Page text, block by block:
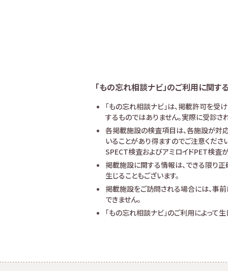
「もの忘れ相談ナビ」のご利用に関す
「もの忘れ相談ナビ」は、掲載許可を受
するものではありません。実際に受診さ
各掲載施設の検査項目は、各施設が対
いることがあり得ますのでご注意くださ
SPECT検査およびアミロイドPET検査
掲載施設に関する情報は、できる限り
生じることもございます。
掲載施設をご訪問される場合には、事
できません。
「もの忘れ相談ナビ」のご利用によって